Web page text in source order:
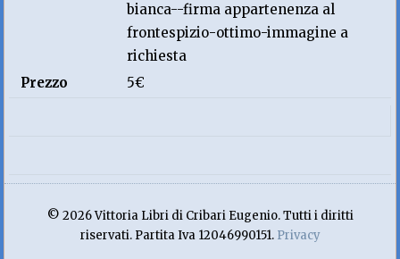
bianca--firma appartenenza al
frontespizio-ottimo-immagine a
richiesta
Prezzo
5€
© 2026 Vittoria Libri di Cribari Eugenio. Tutti i diritti
riservati. Partita Iva 12046990151. Privacy